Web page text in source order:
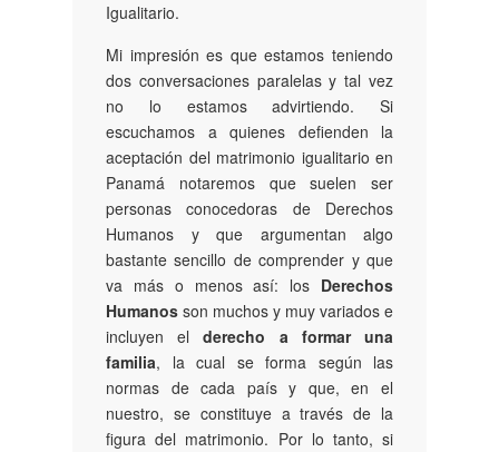
Igualitario.
Mi impresión es que estamos teniendo
dos conversaciones paralelas y tal vez
no lo estamos advirtiendo. Si
escuchamos a quienes defienden la
aceptación del matrimonio igualitario en
Panamá notaremos que suelen ser
personas conocedoras de Derechos
Humanos y que argumentan algo
bastante sencillo de comprender y que
va más o menos así: los Derechos
Humanos son muchos y muy variados e
incluyen elderecho a formar una
familia, la cual se forma según las
normas de cada país y que, en el
nuestro, se constituye a través de la
figura del matrimonio. Por lo tanto, si